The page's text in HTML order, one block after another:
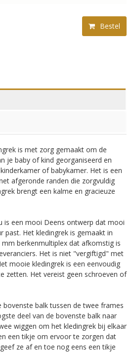
Bestel
is met zorg gemaakt om de
je baby of kind georganiseerd en
of babykamer. Het is een
afgeronde randen die zorgvuldig
brengt een kalme en gracieuze
is een mooi Deens ontwerp dat mooi
past. Het kledingrek is gemaakt in
mm berkenmultiplex dat afkomstig is
Het is niet "vergiftigd" met
mooie kledingrek is een eenvoudig
zetten. Het vereist geen schroeven of
bovenste balk tussen de twee frames
deel van de bovenste balk naar
wiggen om het kledingrek bij elkaar
een tikje om ervoor te zorgen dat
ze af en toe nog eens een tikje